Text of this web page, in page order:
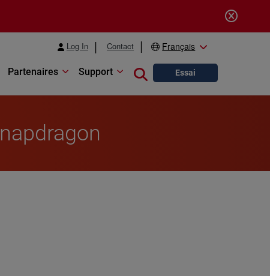
Log In Contact Français
Partenaires Support Close search
Essai